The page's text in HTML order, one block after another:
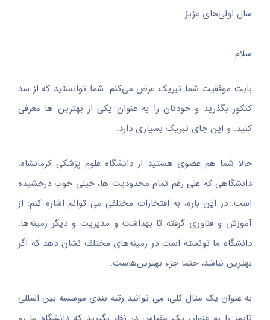
سال اولی‌های عزیز
سلام
بابت موفقیت شما تبریک عرض می‌کنم. شما توانستید که از سد
کنکور بگذرید و خودتان را به عنوان یکی از بهترین ها معرفی
کنید. و این جای تبریک بسیاری دارد.
حالا شما هم عضوی هستید از دانشگاه علوم پزشکی کرمانشاه.
دانشگاهی که علی رغم تمام محدودیت ها، خیلی خوب درخشیده
است. در این باره، به افتخارات مختلفی می توانم اشاره کنم: از
آموزش و فناوری گرفته تا بهداشت و مدیریت و دیگر زمینه‌ها.
دانشگاه ما تونسته است در زمینه‌های مختلف نشان دهد که اگر
بهترین نباشد، حتما جزء بهترین‌هاست.
به عنوان یک مثال کلی، می توانید رتبه بندی موسسه بین المللی